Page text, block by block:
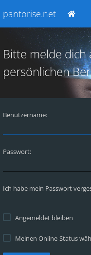
pantorise.net
Bitte melde dich
persönlichen
Benutzername:
Passwort:
Ich habe mein Passwort
Angemeldet bleiben
Meinen Online-Status